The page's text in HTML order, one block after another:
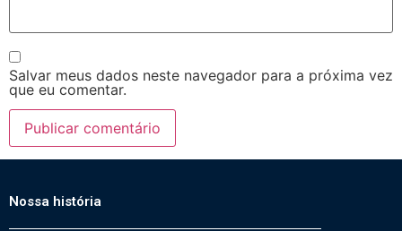
Salvar meus dados neste navegador para a próxima vez
que eu comentar.
Nossa história